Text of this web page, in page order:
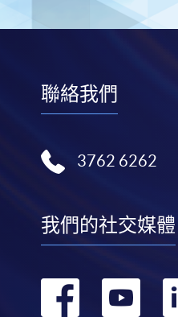
聯絡我們
3762 6262
我們的社交媒體
轉 轉